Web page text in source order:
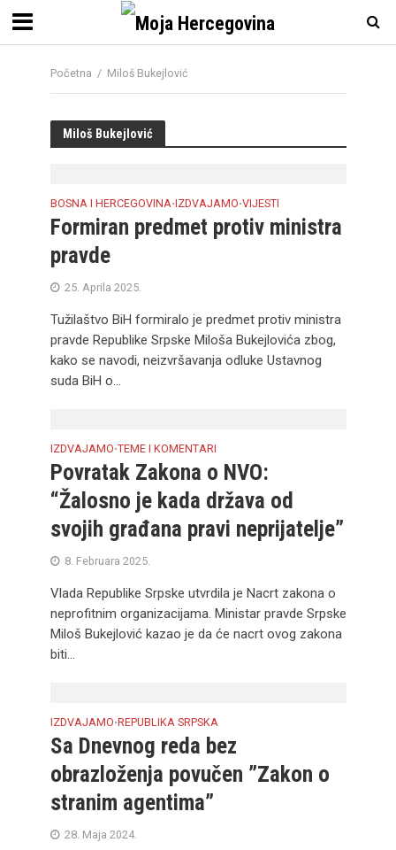
Početna / Miloš Bukejlović
Miloš Bukejlović
BOSNA I HERCEGOVINA•IZDVAJAMO•VIJESTI
Formiran predmet protiv ministra
pravde
25. Aprila 2025.
Tužilaštvo BiH formiralo je predmet protiv ministra
pravde Republike Srpske Miloša Bukejlovića zbog,
kako se navodi, neizvršavanja odluke Ustavnog
suda BiH o...
IZDVAJAMO•TEME I KOMENTARI
Povratak Zakona o NVO:
“Žalosno je kada država od
svojih građana pravi neprijatelje”
8. Februara 2025.
Vlada Republike Srpske utvrdila je Nacrt zakona o
neprofitnim organizacijama. Ministar pravde Srpske
Miloš Bukejlović kazao je da će nacrt ovog zakona
biti...
IZDVAJAMO•REPUBLIKA SRPSKA
Sa Dnevnog reda bez
obrazloženja povučen ”Zakon o
stranim agentima”
28. Maja 2024.